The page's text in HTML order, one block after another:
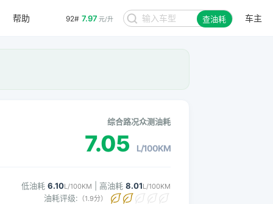
92# 7.97 元/升 查油耗 车主
帮助
综合路况众测油耗
7.05 L/100KM
低油耗 6.10L/100KM | 高油耗 8.01L/100KM
油耗评级: （1.9分）